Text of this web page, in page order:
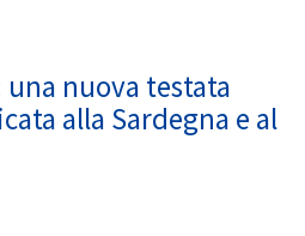
nuova testata
alla Sardegna e al